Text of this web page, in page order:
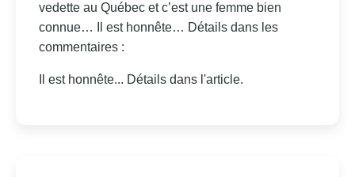
vedette au Québec et c’est une femme bien
connue… Il est honnête… Détails dans les
commentaires :
Il est honnête... Détails dans l'article.